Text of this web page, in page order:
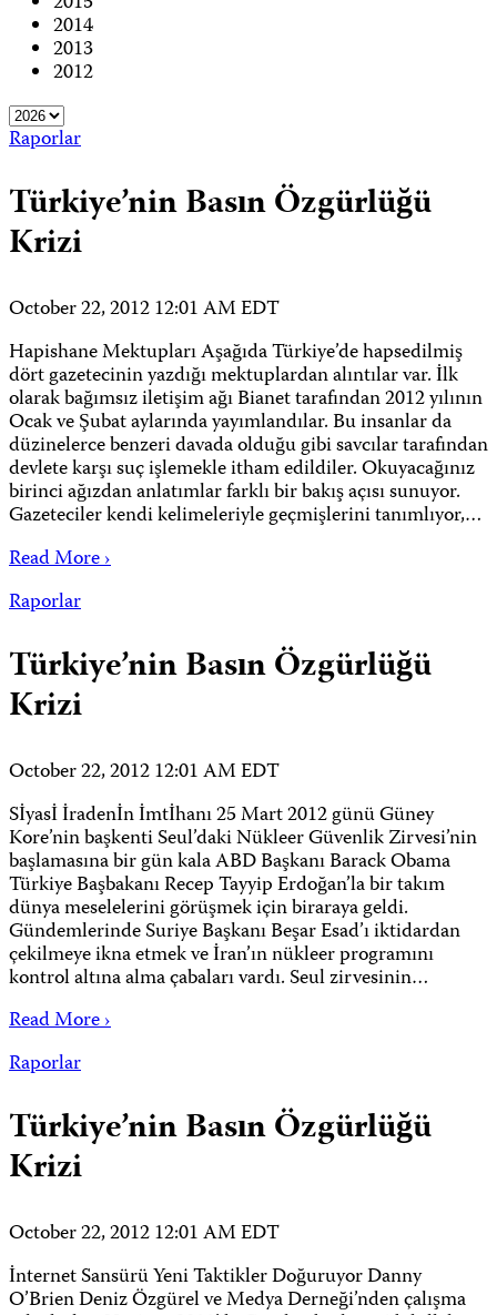
2014
2013
2012
Raporlar
Türkiye’nin Basın Özgürlüğü
Krizi
October 22, 2012 12:01 AM EDT
Hapishane Mektupları Aşağıda Türkiye’de hapsedilmiş
dört gazetecinin yazdığı mektuplardan alıntılar var. İlk
olarak bağımsız iletişim ağı Bianet tarafından 2012 yılının
Ocak ve Şubat aylarında yayımlandılar. Bu insanlar da
düzinelerce benzeri davada olduğu gibi savcılar tarafından
devlete karşı suç işlemekle itham edildiler. Okuyacağınız
birinci ağızdan anlatımlar farklı bir bakış açısı sunuyor.
Gazeteciler kendi kelimeleriyle geçmişlerini tanımlıyor,…
Read More ›
Raporlar
Türkiye’nin Basın Özgürlüğü
Krizi
October 22, 2012 12:01 AM EDT
Sİyasİ İradenİn İmtİhanı 25 Mart 2012 günü Güney
Kore’nin başkenti Seul’daki Nükleer Güvenlik Zirvesi’nin
başlamasına bir gün kala ABD Başkanı Barack Obama
Türkiye Başbakanı Recep Tayyip Erdoğan’la bir takım
dünya meselelerini görüşmek için biraraya geldi.
Gündemlerinde Suriye Başkanı Beşar Esad’ı iktidardan
çekilmeye ikna etmek ve İran’ın nükleer programını
kontrol altına alma çabaları vardı. Seul zirvesinin…
Read More ›
Raporlar
Türkiye’nin Basın Özgürlüğü
Krizi
October 22, 2012 12:01 AM EDT
İnternet Sansürü Yeni Taktikler Doğuruyor Danny
O’Brien Deniz Özgürel ve Medya Derneği’nden çalışma